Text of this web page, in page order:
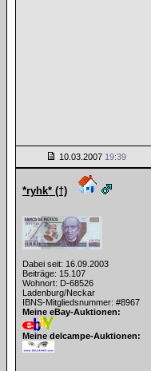
10.03.2007 19:39
*ryhk* (†)
Dabei seit: 16.09.2003
Beiträge: 15.107
Wohnort: D-68526
Ladenburg/Neckar
IBNS-Mitgliedsnummer: #8967
Meine eBay-Auktionen:
Meine delcampe-Auktionen: